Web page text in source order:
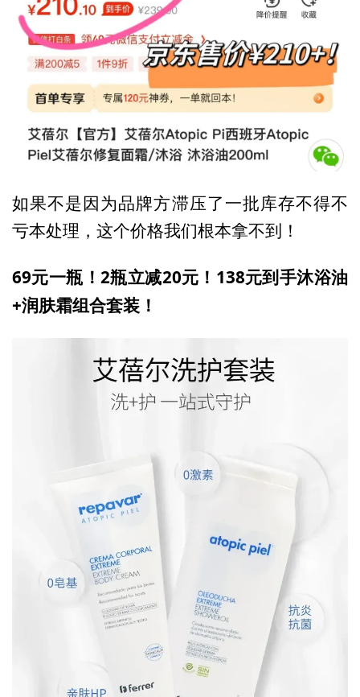
如果不是因为品牌方滞压了一批库存不得不
亏本处理，这个价格我们根本拿不到！
69元一瓶！2瓶立减20元！138元到手沐浴油
+润肤霜组合套装！